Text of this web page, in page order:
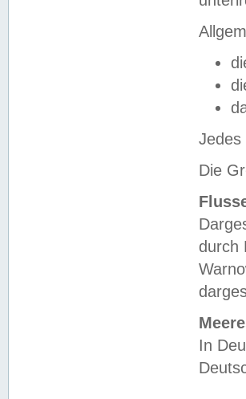
Jedes
Die
durch
In